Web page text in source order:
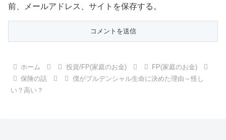
前、メールアドレス、サイトを保存する。
ホーム 投資/FP(家庭のお金)
FP(家庭のお金)
保険の話
僕がプルデンシャル生命に決めた理由～怪し
い？高い？